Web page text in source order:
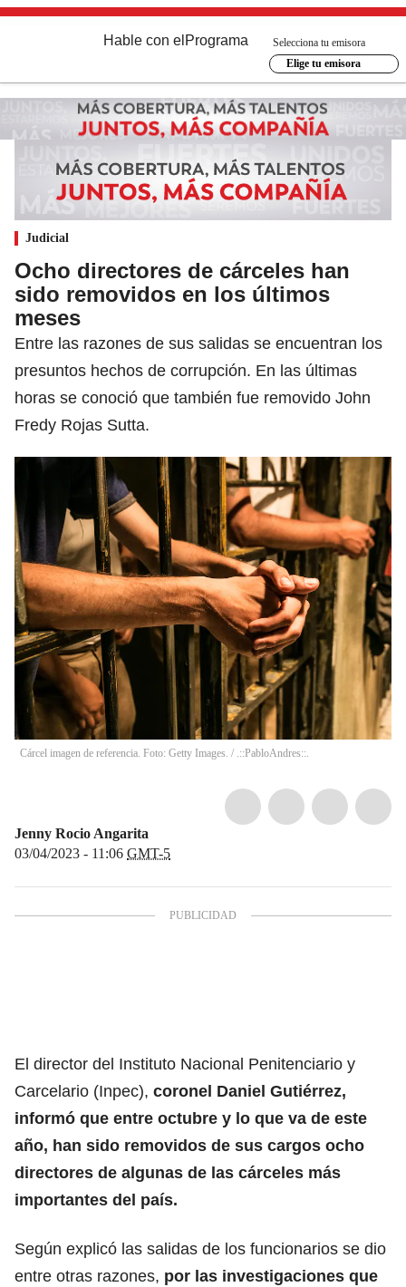
Hable con el Programa
Selecciona tu emisora
Elige tu emisora
Judicial
Ocho directores de cárceles han
sido removidos en los últimos
meses
Entre las razones de sus salidas se encuentran los
presuntos hechos de corrupción. En las últimas
horas se conoció que también fue removido John
Fredy Rojas Sutta.
Cárcel imagen de referencia. Foto: Getty Images. / .::PabloAndres::.
Jenny Rocio Angarita
03/04/2023 - 11:06 GMT-5
El director del Instituto Nacional Penitenciario y
Carcelario (Inpec), coronel Daniel Gutiérrez,
informó que entre octubre y lo que va de este
año, han sido removidos de sus cargos ocho
directores de algunas de las cárceles más
importantes del país.
Según explicó las salidas de los funcionarios se dio
entre otras razones, por las investigaciones que